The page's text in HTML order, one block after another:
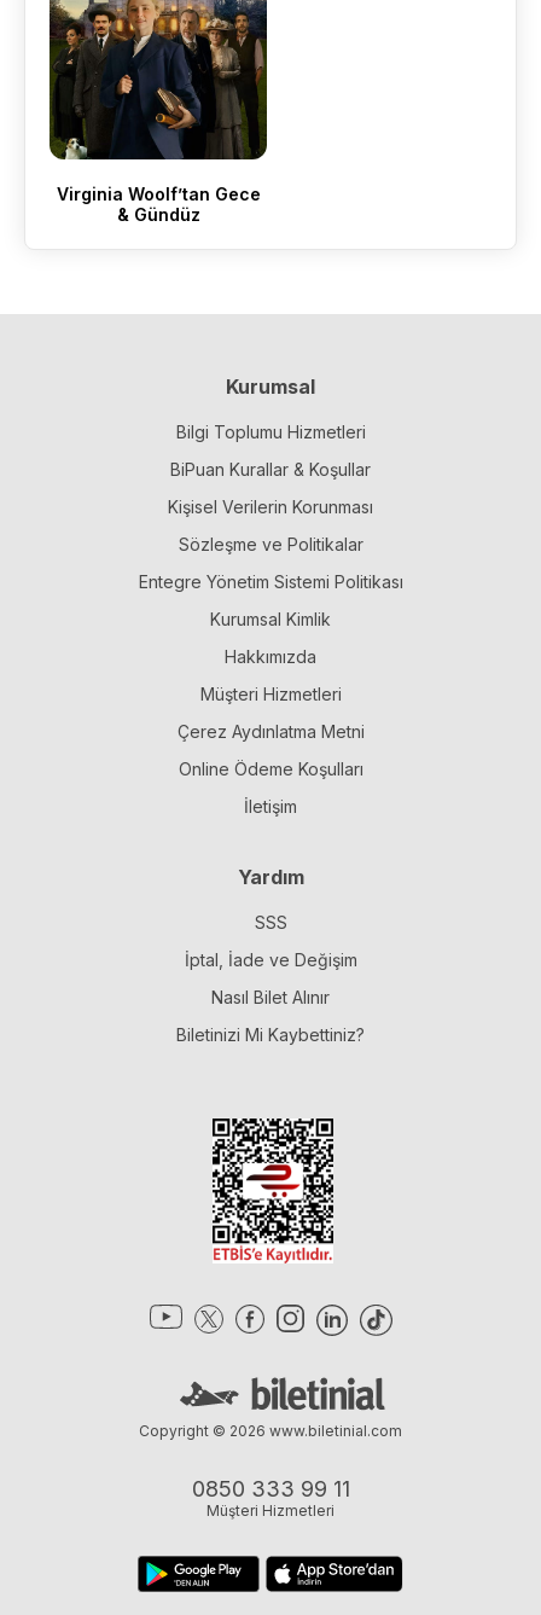
Virginia Woolf’tan Gece
& Gündüz
Kurumsal
Bilgi Toplumu Hizmetleri
BiPuan Kurallar & Koşullar
Kişisel Verilerin Korunması
Sözleşme ve Politikalar
Entegre Yönetim Sistemi Politikası
Kurumsal Kimlik
Hakkımızda
Müşteri Hizmetleri
Çerez Aydınlatma Metni
Online Ödeme Koşulları
İletişim
Yardım
SSS
İptal, İade ve Değişim
Nasıl Bilet Alınır
Biletinizi Mi Kaybettiniz?
0850 333 99 11
Müşteri Hizmetleri
Copyright © 2026 www.biletinial.com